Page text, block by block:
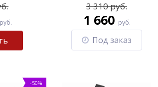
руб.
3 310 руб.
1 660 руб.
Под заказ
-50%